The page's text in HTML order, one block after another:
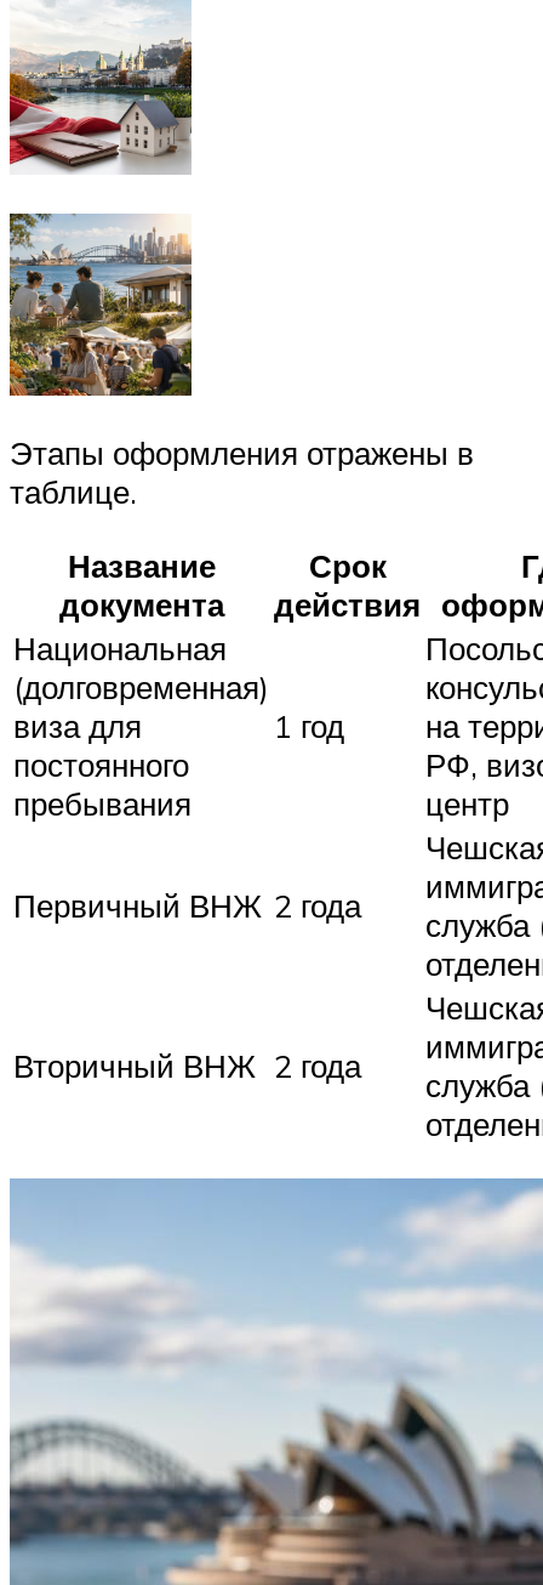
Этапы оформления отражены в
таблице.
Название
документа
Срок
действия
Национальная
(долговременная)
виза для
постоянного
пребывания
1 год
на
РФ,
центр
Первичный ВНЖ 2 года
служба
Вторичный ВНЖ 2 года
служба